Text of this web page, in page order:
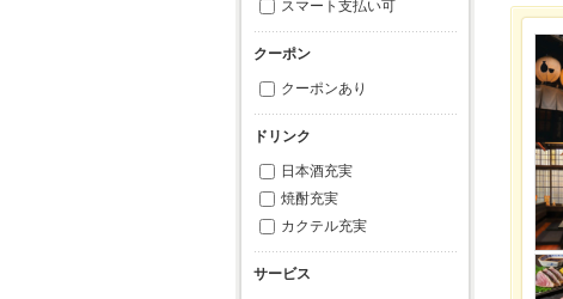
スマート支払い可
クーポン
クーポンあり
ドリンク
日本酒充実
焼酎充実
カクテル充実
サービス